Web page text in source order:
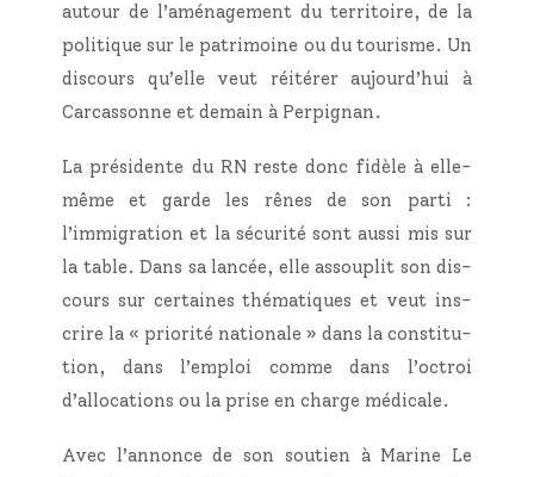
autour de l’aménagement du ter­ri­toire, de la
poli­tique sur le patri­moine ou du tou­risme. Un
dis­cours qu’elle veut réité­rer aujourd’hui à
Car­cas­sonne et demain à Perpignan.
La pré­si­dente du RN reste donc fidèle à elle-
même et garde les rênes de son par­ti :
l’immigration et la sécu­ri­té sont aus­si mis sur
la table. Dans sa lan­cée, elle assou­plit son dis­
cours sur cer­taines thé­ma­tiques et veut ins­
crire la « prio­ri­té natio­nale » dans la consti­tu­
tion, dans l’emploi comme dans l’octroi
d’allocations ou la prise en charge médicale.
Avec l’annonce de son sou­tien à Marine Le